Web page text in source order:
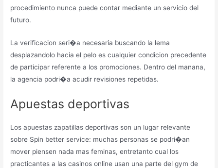
procedimiento nunca puede contar mediante un servicio del
futuro.
La verificacion seri�a necesaria buscando la lema
desplazandolo hacia el pelo es cualquier condicion precedente
de participar referente a los promociones. Dentro del manana,
la agencia podri�a acudir revisiones repetidas.
Apuestas deportivas
Los apuestas zapatillas deportivas son un lugar relevante
sobre Spin better service: muchas personas se podri�an
mover piensen nada mas feminas, entretanto cual los
practicantes a las casinos online usan una parte del gym de